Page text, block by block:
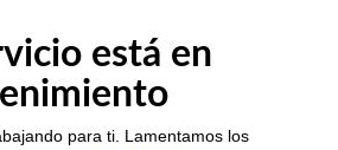
está en
para ti. Lamentamos los